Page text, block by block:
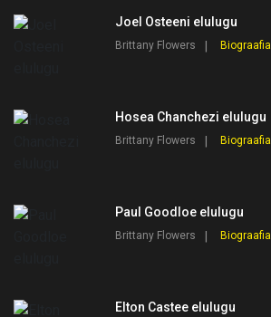
Joel Osteeni elulugu
Brittany Flowers Biograafia
Hosea Chanchezi elulugu
Brittany Flowers Biograafia
Paul Goodloe elulugu
Brittany Flowers Biograafia
Elton Castee elulugu